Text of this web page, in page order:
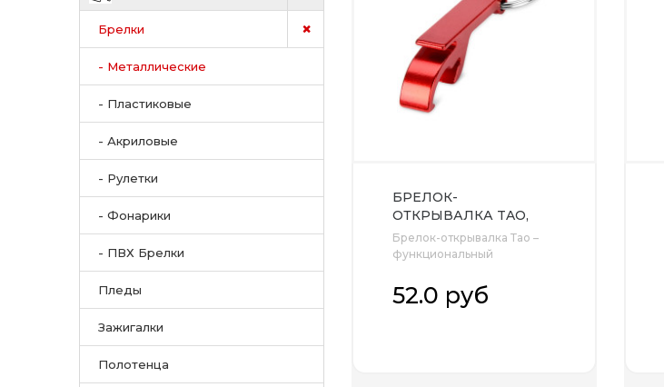
Брелки
- Металлические
- Пластиковые
- Акриловые
- Рулетки
- Фонарики
- ПВХ Брелки
Пледы
Зажигалки
Полотенца
БРЕЛОК-
ОТКРЫВАЛКА TAO,
КРАСНЫЙ
Брелок-открывалка Тао –
функциональный
52.0 руб